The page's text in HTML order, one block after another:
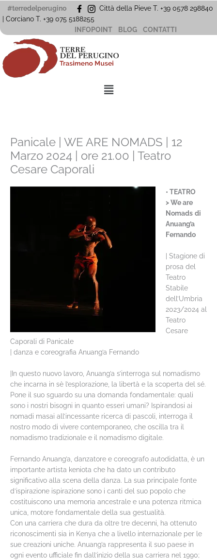
Vai
al
#terredelperugino
Città della Pieve T. +39 0578 298840
| Corciano T. +39 075 5188255
INFOPOINT
BLOG CONTATTI
Menu
Panicale | WE ARE NOMADS | 12
Marzo 2024 | ore 21.00 | Teatro
Cesare Caporali
• TEATRO
> We are
Nomads di
Anuang’a
Fernando
| Stagione di
prosa del
Teatro
Stabile
dell’Umbria
2023/2024 al
Teatro
Cesare
Caporali di Panicale
| danza e coreografia Anuang’a Fernando
|In questo nuovo lavoro, Anuang’a s’interroga sul nomadismo
che incarna in sè l’esplorazione, la libertà e la scoperta del sé.
Pone il suo sguardo su una domanda fondamentale: quali
sono i nostri bisogni in quanto esseri umani? Ispirandosi ai
nomadi masai all’incessante ricerca di pascoli, interroga il
nostro modo di vivere contemporaneo, che oscilla tra il
nomadismo tradizionale e il nomadismo digitale.
Fernando Anuang’a, danzatore e coreografo autodidatta, è un
importante artista keniota che ha dato un contributo
significativo alla scena della danza. La sua principale fonte
d’ispirazione ispirazione sono i canti del suo popolo che
costituiscono una memoria ancestrale e una potenza ritmica
unica, motore fondamentale della sua gestualità.
Con una carriera che dura da oltre tre decenni, ha ottenuto
riconoscimenti sia in Kenya che a livello internazionale per le
sue creazioni uniche. Anuang’a rappresenta il suo paese in
ogni evento ufficiale fin dall’inizio della sua carriera nel 1990;